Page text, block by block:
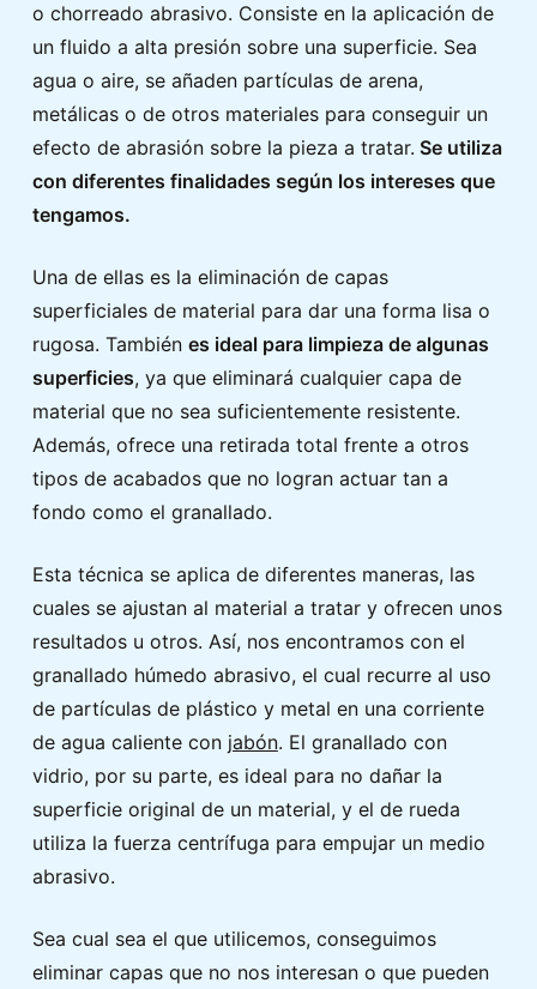
o chorreado abrasivo. Consiste en la aplicación de
un fluido a alta presión sobre una superficie. Sea
agua o aire, se añaden partículas de arena,
metálicas o de otros materiales para conseguir un
efecto de abrasión sobre la pieza a tratar. Se utiliza
con diferentes finalidades según los intereses que
tengamos.
Una de ellas es la eliminación de capas
superficiales de material para dar una forma lisa o
rugosa. También es ideal para limpieza de algunas
superficies, ya que eliminará cualquier capa de
material que no sea suficientemente resistente.
Además, ofrece una retirada total frente a otros
tipos de acabados que no logran actuar tan a
fondo como el granallado.
Esta técnica se aplica de diferentes maneras, las
cuales se ajustan al material a tratar y ofrecen unos
resultados u otros. Así, nos encontramos con el
granallado húmedo abrasivo, el cual recurre al uso
de partículas de plástico y metal en una corriente
de agua caliente con jabón. El granallado con
vidrio, por su parte, es ideal para no dañar la
superficie original de un material, y el de rueda
utiliza la fuerza centrífuga para empujar un medio
abrasivo.
Sea cual sea el que utilicemos, conseguimos
eliminar capas que no nos interesan o que pueden